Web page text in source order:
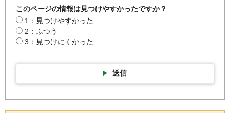
このページの情報は見つけやすかったですか？
1：見つけやすかった
2：ふつう
3：見つけにくかった
送信